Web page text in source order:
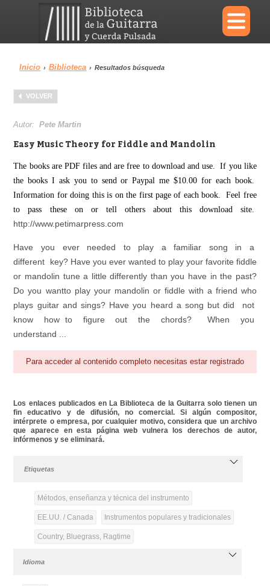
×
Menu
Biblioteca
Área personal Reproductor
Inicio › Biblioteca › Resultados búsqueda
VOLVER
Autor:Pete Martin
Easy Music Theory for Fiddle and Mandolin
The books are PDF files and are free to download and use. If you like
the books I ask you to send or Paypal me $10.00 for each book.
Information for doing this is on the first page of each book. Feel free
to pass these on or tell others about this download site.
http://www.petimarpress.com
Have you ever needed to play a familiar song in a
different key? Have you ever wanted to play your favorite fiddle
or mandolin tune a little differently than you have in the past?
Do you wantto play your mandolin or fiddle with a friend who
plays guitar and sings? Have you heard a song but did not
know how to figure out the chords? When you
understand ...
Para acceder al contenido completo necesitas estar registrado
Los enlaces publicados en La Biblioteca de la Guitarra solo tienen un
fin educativo y de difusión, no comercial. Si algún compositor,
intérprete o empresa, por cualquier motivo, considera que un archivo
que aparece en esta página web vulnera los derechos de autor,
infórmenos y se eliminará.
Etiquetas
Métodos, enseñanza y técnica del instrumento
EE.UU. / Canada Instrumentos populares y tradicionales
Country, Bluegrass, Ragtime
Idioma